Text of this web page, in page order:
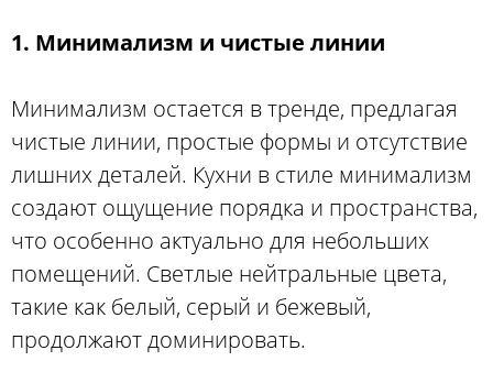
1. Минимализм и чистые линии
Минимализм остается в тренде, предлагая
чистые линии, простые формы и отсутствие
лишних деталей. Кухни в стиле минимализм
создают ощущение порядка и пространства,
что особенно актуально для небольших
помещений. Светлые нейтральные цвета,
такие как белый, серый и бежевый,
продолжают доминировать.